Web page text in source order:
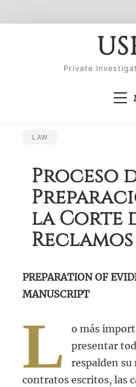
Private
LAW
Proceso
la Corte
PREPARATION OF
MANUSCRIPT
L
o más
presentar
respalden su
contratos escritos, las